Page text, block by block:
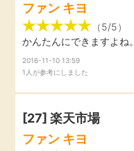
ファン キヨ
（5/5）
かんたんにできますよね。
2016-11-10 13:59
1人が参考にしました
[27]楽天市場
ファン キヨ